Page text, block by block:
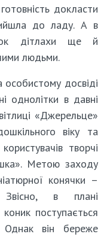
докласти
до ладу. А в
дітлахи ще й
людьми.
досвіді
однолітки в давні
«Джерельце»
віку та
творчі
Метою заходу
конячки –
Звісно, в плані
поступається
Однак він береже